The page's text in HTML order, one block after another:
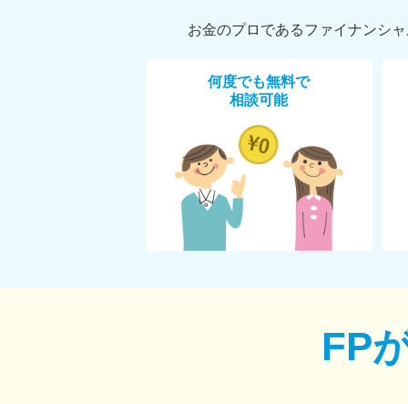
お金のプロであるファイナンシ
何度でも無料で
相談可能
FP